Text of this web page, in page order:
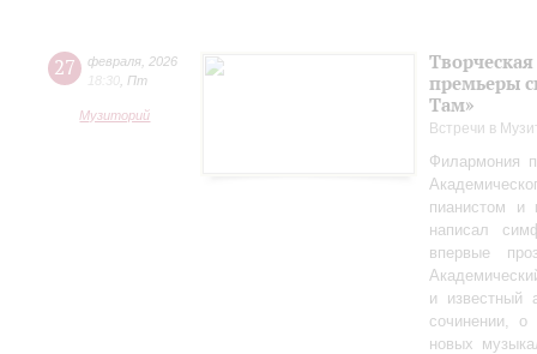
27 февраля 2026
18:30 Пт
Музиторий
премьеры
Там»
Встречи в
Филармония
пианистом и
написал
впервые
и известный
сочинении,
новых